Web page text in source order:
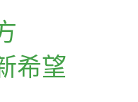
希望